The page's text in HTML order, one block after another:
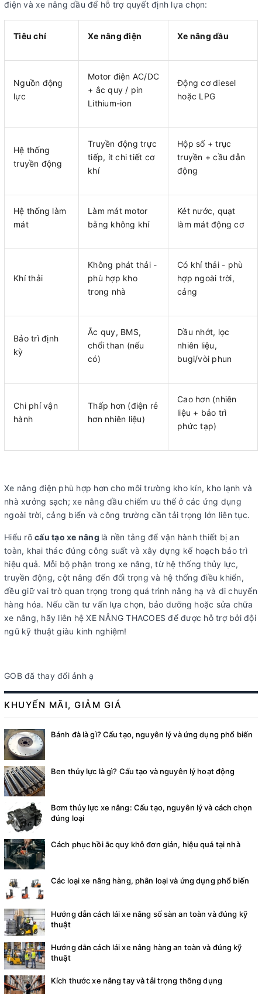
điện và xe nâng dầu để hỗ trợ quyết định lựa chọn:
Tiêu chí Xe nâng điện Xe nâng dầu
Nguồn động
lực
Motor điện AC/DC
+ ắc quy / pin
Lithium-ion
Động cơ diesel
hoặc LPG
Hệ thống
truyền động
Truyền động trực
tiếp, ít chi tiết cơ
khí
Hộp số + trục
truyền + cầu dẫn
động
Hệ thống làm
mát
Làm mát motor
bằng không khí
Két nước, quạt
làm mát động cơ
Khí thải
Không phát thải -
phù hợp kho
trong nhà
Có khí thải - phù
hợp ngoài trời,
cảng
Bảo trì định
kỳ
Ắc quy, BMS,
chổi than (nếu
có)
Dầu nhớt, lọc
nhiên liệu,
bugi/vòi phun
Chi phí vận
hành
Thấp hơn (điện rẻ
hơn nhiên liệu)
Cao hơn (nhiên
liệu + bảo trì
phức tạp)
Xe nâng điện phù hợp hơn cho môi trường kho kín, kho lạnh và
nhà xưởng sạch; xe nâng dầu chiếm ưu thế ở các ứng dụng
ngoài trời, cảng biển và công trường cần tải trọng lớn liên tục.
Hiểu rõ cấu tạo xe nâng là nền tảng để vận hành thiết bị an
toàn, khai thác đúng công suất và xây dựng kế hoạch bảo trì
hiệu quả. Mỗi bộ phận trong xe nâng, từ hệ thống thủy lực,
truyền động, cột nâng đến đối trọng và hệ thống điều khiển,
đều giữ vai trò quan trọng trong quá trình nâng hạ và di chuyển
hàng hóa. Nếu cần tư vấn lựa chọn, bảo dưỡng hoặc sửa chữa
xe nâng, hãy liên hệ XE NÂNG THACOES để được hỗ trợ bởi đội
ngũ kỹ thuật giàu kinh nghiệm!
GOB đã thay đổi ảnh ạ
KHUYẾN MÃI, GIẢM GIÁ
Bánh đà là gì? Cấu tạo, nguyên lý và ứng dụng phổ biến
Ben thủy lực là gì? Cấu tạo và nguyên lý hoạt động
Bơm thủy lực xe nâng: Cấu tạo, nguyên lý và cách chọn
đúng loại
Cách phục hồi ắc quy khô đơn giản, hiệu quả tại nhà
Các loại xe nâng hàng, phân loại và ứng dụng phổ biến
Hướng dẫn cách lái xe nâng số sàn an toàn và đúng kỹ
thuật
Hướng dẫn cách lái xe nâng hàng an toàn và đúng kỹ
thuật
Kích thước xe nâng tay và tải trọng thông dụng